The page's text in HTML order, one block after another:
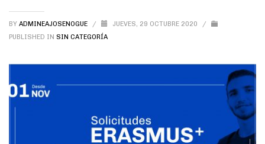
BY ADMINEAJOSENOGUE / JUEVES, 29 OCTUBRE 2020
/
PUBLISHED IN SIN CATEGORÍA